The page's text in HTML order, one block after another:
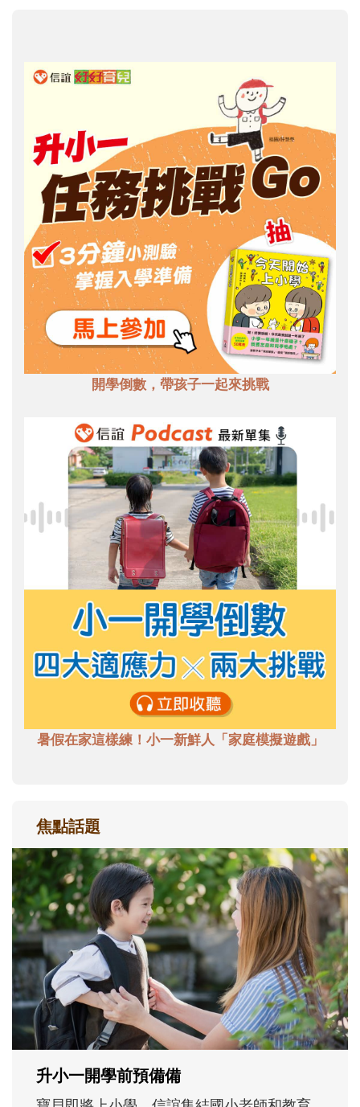
開學倒數，帶孩子一起來挑戰
暑假在家這樣練！小一新鮮人「家庭模擬遊戲」
焦點話題
和孩子一起長大的那個男人│讀懂父親的
不同模樣
沒有人天生就擅長當爸爸！男人總是在一次
次「前所未有」的體驗中，跟著孩子一起長
大。從給予安全感的肢體遊戲，到獨立自
主、角色認同及解決問題的能力養成。爸爸
正嘗試用不同的模樣，參與孩子每個重要的